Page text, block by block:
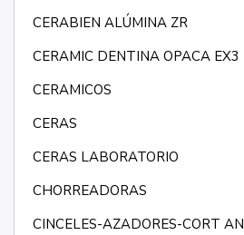
CERABIEN ALÚMINA ZR
CERAMIC DENTINA OPACA EX3
CERAMICOS
CERAS
CERAS LABORATORIO
CHORREADORAS
CINCELES-AZADORES-CORT AN